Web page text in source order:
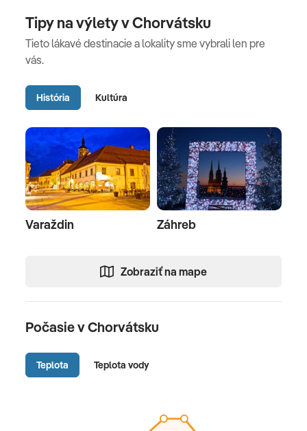
Tipy na výlety v Chorvátsku
Tieto lákavé destinacie a lokality sme vybrali len pre
vás.
História Kultúra
Varaždin Záhreb
Zobraziť na mape
Počasie v Chorvátsku
Teplota Teplota vody